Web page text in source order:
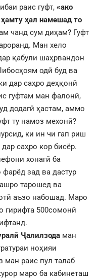
раис гуфт, «ако
ҳал намешад то
чанд сум диҳам? Гуфт
Ман хело
қабули шаҳрвандон
одӣ буд ва
дар саҳро деҳқонӣ
гуфтам ман фалонӣ,
додагӣ ҳастам, аммо
ту намоз мехонӣ?
ки ин чи гап риш
саҳро кор бисёр.
хонагӣ ба
зад ва дастур
тарошед ва
аъзо набошад. Маро
гирифта 500сомонӣ
Ҷалилзода ман
ноҳияи
ман раис пул талаб
маро ба кабинеташ